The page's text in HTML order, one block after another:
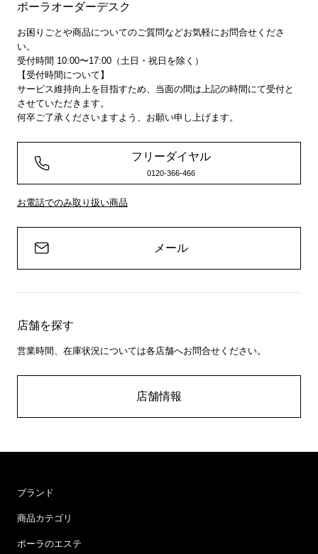
ポーラオーダーデスク
お困りごとや商品についてのご質問などお気軽にお問合せくださ
い。
受付時間 10:00〜17:00（土日・祝日を除く）
【受付時間について】
サービス維持向上を目指すため、当面の間は上記の時間にて受付と
させていただきます。
何卒ご了承くださいますよう、お願い申し上げます。
フリーダイヤル
0120-366-466
お電話でのみ取り扱い商品
メール
店舗を探す
営業時間、在庫状況については各店舗へお問合せください。
店舗情報
ブランド
商品カテゴリ
ポーラのエステ